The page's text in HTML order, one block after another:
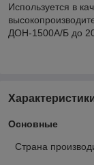
Используется в
ДОН-1500А/Б до
Основные
Страна